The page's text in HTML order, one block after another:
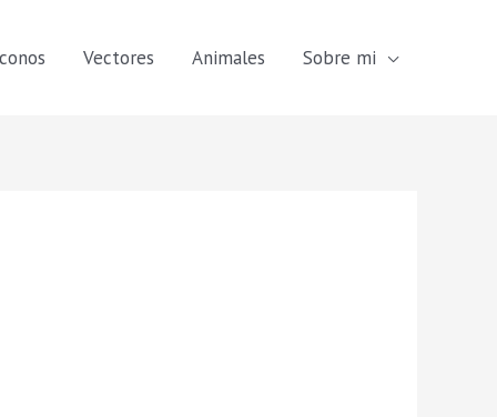
Vectores Animales Sobre mi